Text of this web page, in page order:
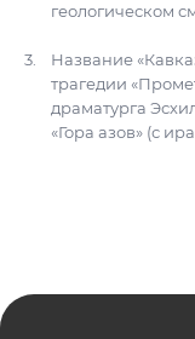
геологическом
Название
трагедии
драматурга
«Гора азов» (с